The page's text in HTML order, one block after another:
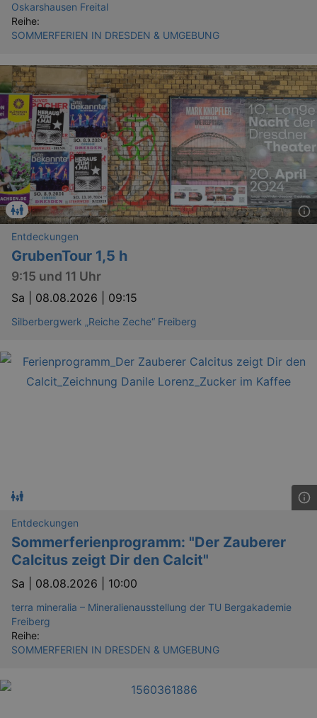
Oskarshausen Freital
Reihe:
SOMMERFERIEN IN DRESDEN & UMGEBUNG
Entdeckungen
GrubenTour 1,5 h
9:15 und 11 Uhr
Sa | 08.08.2026 | 09:15
Silberbergwerk „Reiche Zeche“ Freiberg
Entdeckungen
Sommerferienprogramm: "Der Zauberer
Calcitus zeigt Dir den Calcit"
Sa | 08.08.2026 | 10:00
terra mineralia – Mineralienausstellung der TU Bergakademie
Freiberg
Reihe:
SOMMERFERIEN IN DRESDEN & UMGEBUNG